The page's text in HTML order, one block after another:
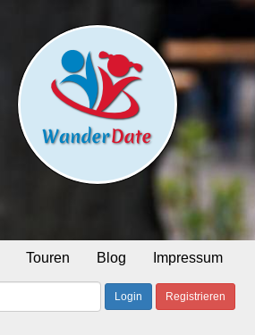
Touren Blog Impressum
Login Registrieren